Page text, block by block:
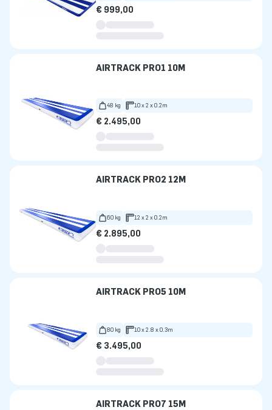
€ 999,00
AIRTRACK PRO1 10M
48 kg 10 x 2 x 0.2m
€ 2.495,00
AIRTRACK PRO2 12M
60 kg 12 x 2 x 0.2m
€ 2.895,00
AIRTRACK PRO5 10M
80 kg 10 x 2.8 x 0.3m
€ 3.495,00
AIRTRACK PRO7 15M